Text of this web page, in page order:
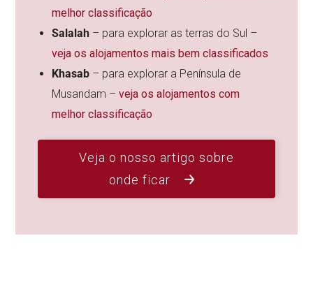
melhor classificação
Salalah – para explorar as terras do Sul –
veja os alojamentos mais bem classificados
Khasab – para explorar a Península de
Musandam –veja os alojamentos com
melhor classificação
Veja o nosso artigo sobre
onde ficar